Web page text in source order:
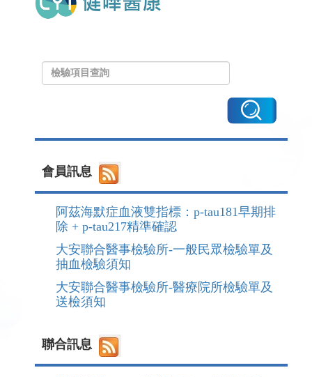
會員訊息
阿茲海默症血液雙指標：p-tau181早期排
除 + p-tau217精準確認
大安聯合醫事檢驗所-一般民眾檢驗單及
抽血檢驗須知
大安聯合醫事檢驗所-醫療院所檢驗單及
送檢須知
聯合訊息